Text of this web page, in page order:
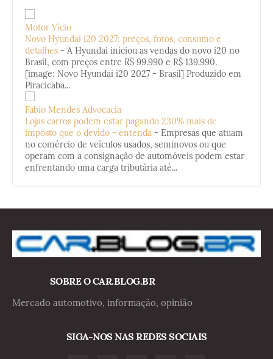
Motor Vício
Novo Hyundai i20 2027: preços, fotos, consumo e
detalhes - A Hyundai iniciou as vendas do novo i20 no
Brasil, com preços entre R$ 99.990 e R$ 139.990.
[image: Novo Hyundai i20 2027 - Brasil] Produzido em
Piracicaba...
Fabio Mendes Advocacia
Lojas carros podem estar pagando 230% mais de
imposto que o devido - entenda - Empresas que atuam
no comércio de veículos usados, seminovos ou que
operam com a consignação de automóveis podem estar
enfrentando uma carga tributária até...
SOBRE O CAR.BLOG.BR
Mercado automotivo, informação, opinião
SIGA-NOS NAS REDES SOCIAIS